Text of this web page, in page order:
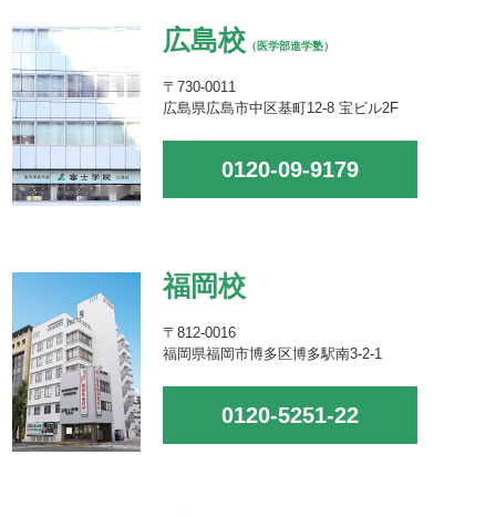
広島校 （医学部進学塾）
〒730-0011
広島県広島市中区基町12-8 宝ビル2F
0120-09-9179
福岡校
〒812-0016
福岡県福岡市博多区博多駅南3-2-1
0120-5251-22